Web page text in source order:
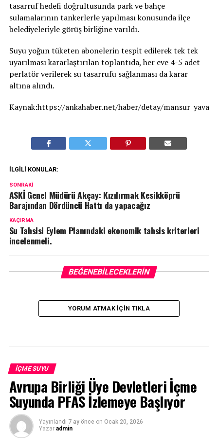
tasarruf hedefi doğrultusunda park ve bahçe
sulamalarının tankerlerle yapılması konusunda ilçe
belediyeleriyle görüş birliğine varıldı.
Suyu yoğun tüketen abonelerin tespit edilerek tek tek
uyarılması kararlaştırılan toplantıda, her eve 4-5 adet
perlatör verilerek su tasarrufu sağlanması da karar
altına alındı.
Kaynak:https://ankahaber.net/haber/detay/
İLGILI KONULAR:
SONRAKI
ASKİ Genel Müdürü Akçay: Kızılırmak Kesikköprü
Barajından Dördüncü Hattı da yapacağız
KAÇIRMA
Su Tahsisi Eylem Planındaki ekonomik tahsis kriterleri
incelenmeli.
BEĞENEBILECEKLERIN
YORUM ATMAK IÇIN TIKLA
İÇME SUYU
Avrupa Birliği Üye Devletleri İçme
Suyunda PFAS İzlemeye Başlıyor
Yayınlandı 7 ay önce on Ocak 20, 2026
Yazar admin